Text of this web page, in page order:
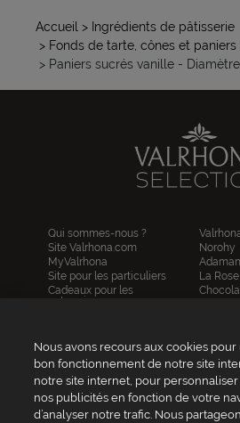
Accueil > Ingrédients de pâtisserie
> Fonds de tarte, cônes et paniers
> Paniers sucrés vanille -
Qui sommes-nous ?
Site Valrhona.com
MyValrhona
Site pour les particuliers
Cadeaux pour les
entreprises
Contactez-nous
Norohy
La
Service client
04 75 07 51 51
Nous avons recours aux cookies pour
bon fonctionnement de notre site
notre site internet, pour
nos publicités en fonction de votre
d’analyser notre trafic. Nous